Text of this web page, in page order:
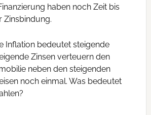
haben noch Zeit bis
Zinsbindung.
Inflation bedeutet steigende
Zinsen verteuern den
neben den steigenden
noch einmal. Was bedeutet